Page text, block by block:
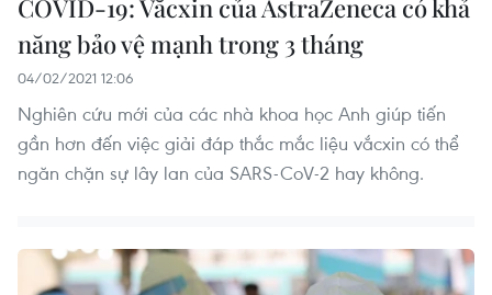
COVID-19: Vắcxin của AstraZeneca có khả
năng bảo vệ mạnh trong 3 tháng
04/02/2021 12:06
Nghiên cứu mới của các nhà khoa học Anh giúp tiến
gần hơn đến việc giải đáp thắc mắc liệu vắcxin có thể
ngăn chặn sự lây lan của SARS-CoV-2 hay không.